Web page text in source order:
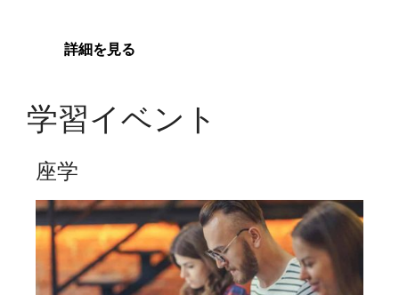
詳細を見る
学習イベント
座学